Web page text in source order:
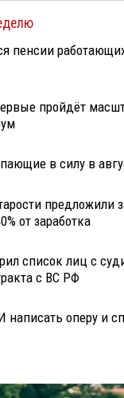
пенсии
пройдёт
в силу в
предложили
от заработка
список лиц с
с ВС РФ
написать оперу и